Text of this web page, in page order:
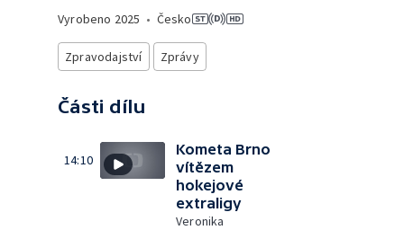
Vyrobeno 2025 • Česko
Zpravodajství Zprávy
Části dílu
14:10
Kometa Brno
vítězem
hokejové
extraligy
Veronika